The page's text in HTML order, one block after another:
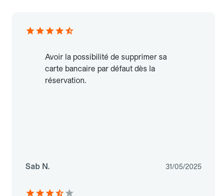
Avoir la possibilité de supprimer sa
carte bancaire par défaut dès la
réservation.
Sab N. 31/05/2025